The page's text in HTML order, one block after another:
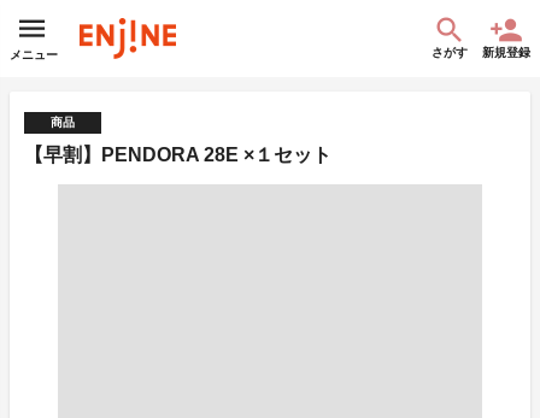
メニュー さがす 新規登録
商品
【早割】PENDORA 28E ×１セット